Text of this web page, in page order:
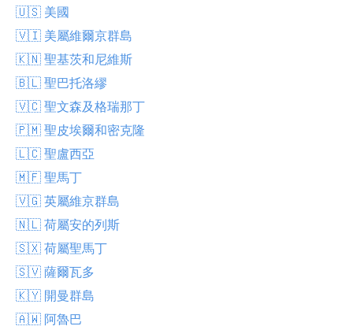
🇺🇸 美國
🇻🇮 美屬維爾京群島
🇰🇳 聖基茨和尼維斯
🇧🇱 聖巴托洛繆
🇻🇨 聖文森及格瑞那丁
🇵🇲 聖皮埃爾和密克隆
🇱🇨 聖盧西亞
🇲🇫 聖馬丁
🇻🇬 英屬維京群島
🇳🇱 荷屬安的列斯
🇸🇽 荷屬聖馬丁
🇸🇻 薩爾瓦多
🇰🇾 開曼群島
🇦🇼 阿魯巴